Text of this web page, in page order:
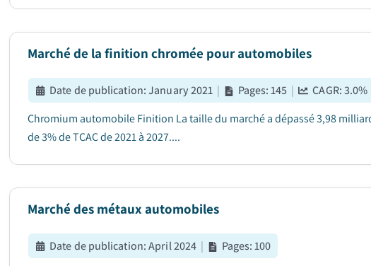
Marché de la finition chromée pour automobiles
Date de publication:January 2021 | Pages:145 | CAGR:3.0%
Chromium automobile Finition La taille du marché a dépassé 3,98
de 3% de TCAC de 2021 à 2027....
Marché des métaux automobiles
Date de publication:April 2024 | Pages:100